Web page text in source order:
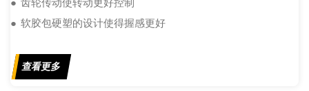
● 齿轮传动使转动更好控制
● 软胶包硬塑的设计使得握感更好
查看更多